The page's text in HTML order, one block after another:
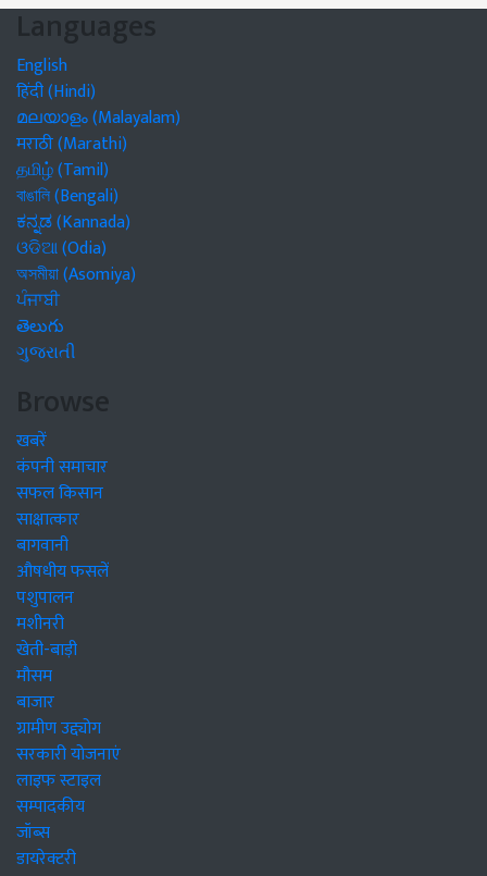
Languages
English
हिंदी (Hindi)
മലയാളം (Malayalam)
मराठी (Marathi)
தமிழ் (Tamil)
বাঙালি (Bengali)
ಕನ್ನಡ (Kannada)
ଓଡିଆ (Odia)
অসমীয়া (Asomiya)
ਪੰਜਾਬੀ
తెలుగు
ગુજરાતી
Browse
खबरें
कंपनी समाचार
सफल किसान
साक्षात्कार
बागवानी
औषधीय फसलें
पशुपालन
मशीनरी
खेती-बाड़ी
मौसम
बाजार
ग्रामीण उद्द्योग
सरकारी योजनाएं
लाइफ स्टाइल
सम्पादकीय
जॉब्स
डायरेक्टरी